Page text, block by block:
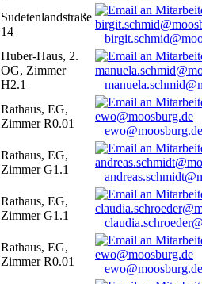
Sudetenlandstraße
14
Huber-Haus, 2.
OG, Zimmer
H2.1
Rathaus, EG,
Zimmer R0.01
ewo@moosburg.de
Rathaus, EG,
Zimmer G1.1
Rathaus, EG,
Zimmer G1.1
Rathaus, EG,
Zimmer R0.01
ewo@moosburg.de